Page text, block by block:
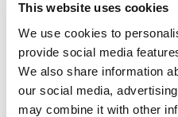
This website uses cookies
We use cookies to
provide social media
We also share information
our social media,
may combine it with other
con cargo a los fondos
Universidad-Empresa,
Referencia: